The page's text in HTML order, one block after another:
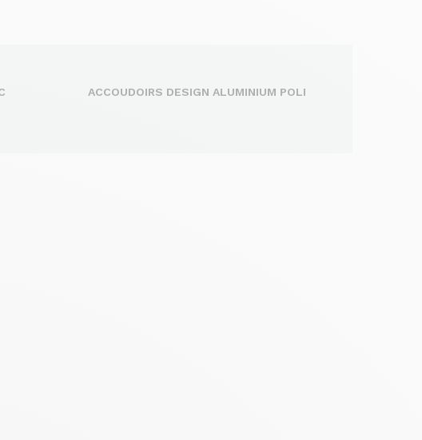
ACCOUDOIRS DESIGN ALUMINIUM POLI